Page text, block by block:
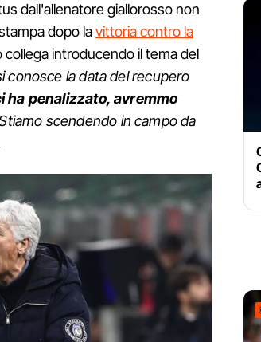
dall'allenatore giallorosso non
dopo lavittoria contro la
collega introducendo il tema del
conosce la data del recupero
ha penalizzato, avremmo
scendendo in campo da